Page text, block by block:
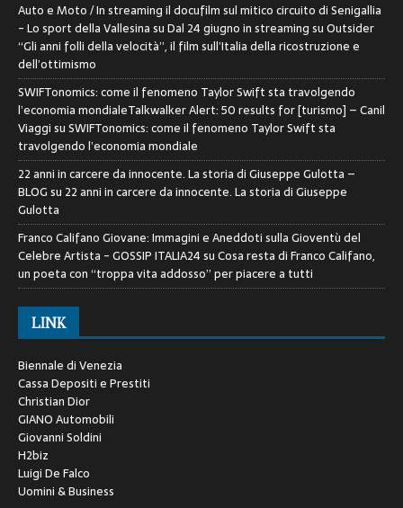
Auto e Moto / In streaming il docufilm sul mitico circuito di Senigallia
- Lo sport della VallesinasuDal 24 giugno in streaming su Outsider
“Gli anni folli della velocità”, il film sull’Italia della ricostruzione e
dell’ottimismo
SWIFTonomics: come il fenomeno Taylor Swift sta travolgendo
l’economia mondialeTalkwalker Alert: 50 results for [turismo] – Canil
ViaggisuSWIFTonomics: come il fenomeno Taylor Swift sta
travolgendo l’economia mondiale
22 anni in carcere da innocente. La storia di Giuseppe Gulotta –
BLOGsu 22 anni in carcere da innocente. La storia di Giuseppe
Gulotta
Franco Califano Giovane: Immagini e Aneddoti sulla Gioventù del
Celebre Artista - GOSSIP ITALIA24suCosa resta di Franco Califano,
un poeta con “troppa vita addosso” per piacere a tutti
LINK
Biennale di Venezia
Cassa Depositi e Prestiti
Christian Dior
GIANO Automobili
Giovanni Soldini
H2biz
Luigi De Falco
Uomini & Business